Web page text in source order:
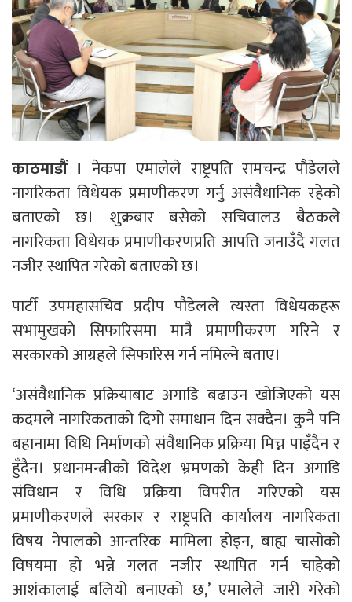
काठमाडौं । नेकपा एमालेले राष्ट्रपति रामचन्द्र पौडेलले
नागरिकता विधेयक प्रमाणीकरण गर्नु असंवैधानिक रहेको
बताएको छ। शुक्रबार बसेको सचिवालउ बैठकले
नागरिकता विधेयक प्रमाणीकरणप्रति आपत्ति जनाउँदै गलत
नजीर स्थापित गरेको बताएको छ।
पार्टी उपमहासचिव प्रदीप पौडेलले त्यस्ता विधेयकहरू
सभामुखको सिफारिसमा मात्रै प्रमाणीकरण गरिने र
सरकारको आग्रहले सिफारिस गर्न नमिल्ने बताए।
‘असंवैधानिक प्रक्रियाबाट अगाडि बढाउन खोजिएको यस
कदमले नागरिकताको दिगो समाधान दिन सक्दैन। कुनै पनि
बहानामा विधि निर्माणको संवैधानिक प्रक्रिया मिच्न पाइँदैन र
हुँदैन। प्रधानमन्त्रीको विदेश भ्रमणको केही दिन अगाडि
संविधान र विधि प्रक्रिया विपरीत गरिएको यस
प्रमाणीकरणले सरकार र राष्ट्रपति कार्यालय नागरिकता
विषय नेपालको आन्तरिक मामिला होइन, बाह्य चासोको
विषयमा हो भन्ने गलत नजीर स्थापित गर्न चाहेको
आशंकालाई बलियो बनाएको छ,’ एमालेले जारी गरेको